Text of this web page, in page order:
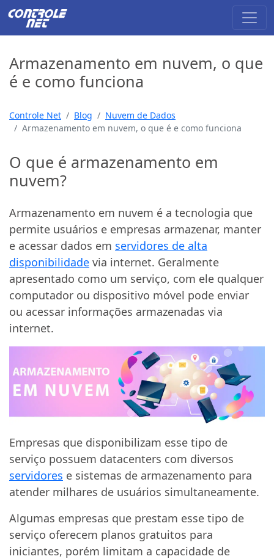
Armazenamento em nuvem, o que
é e como funciona
Controle Net Blog
Nuvem de Dados
Armazenamento em nuvem, o que é e como funciona
O que é armazenamento em
nuvem?
Armazenamento em nuvem é a tecnologia que
permite usuários e empresas armazenar, manter
e acessar dados em servidores de alta
disponibilidade via internet. Geralmente
apresentado como um serviço, com ele qualquer
computador ou dispositivo móvel pode enviar
ou acessar informações armazenadas via
internet.
Empresas que disponibilizam esse tipo de
serviço possuem datacenters com diversos
servidores e sistemas de armazenamento para
atender milhares de usuários simultaneamente.
Algumas empresas que prestam esse tipo de
serviço oferecem planos gratuitos para
iniciantes, porém limitam a capacidade de